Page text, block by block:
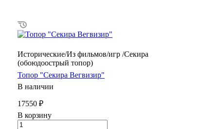
Исторические/Из фильмов/игр /Секира
(обоюдоострый топор)
Топор "Секира Вегвизир"
В наличии
17550 ₽
В корзину